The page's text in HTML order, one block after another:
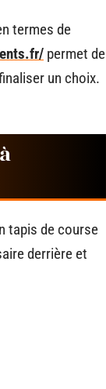
termes de
permet de
un choix.
tapis de course
derrière et